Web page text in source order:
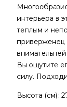
интерьера в
теплым и
Вы ощутите
силу.
Высота (см):